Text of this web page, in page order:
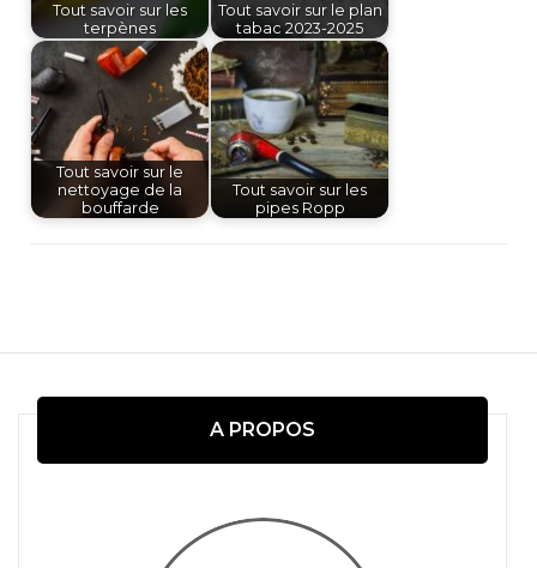
Tout savoir sur les
terpènes
Tout savoir sur le plan
tabac 2023-2025
Tout savoir sur le
nettoyage de la
bouffarde
Tout savoir sur les
pipes Ropp
A PROPOS